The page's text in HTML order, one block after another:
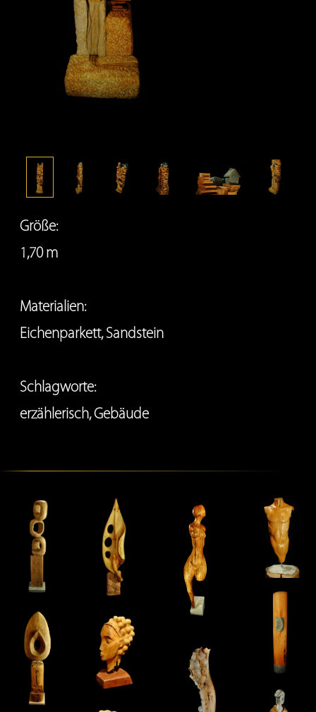
Größe:
1,70 m
Materialien:
Eichenparkett, Sandstein
Schlagworte:
erzählerisch,Gebäude